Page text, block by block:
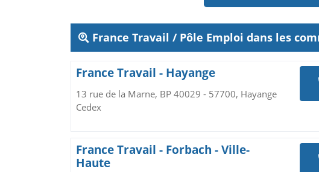
France Travail / Pôle Emploi dans les
France Travail - Hayange
13 rue de la Marne, BP 40029 - 57700, Hayange
Cedex
France Travail - Forbach - Ville-
Haute